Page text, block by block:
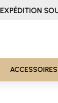
EXPÉDITION
ACCESSOIRES